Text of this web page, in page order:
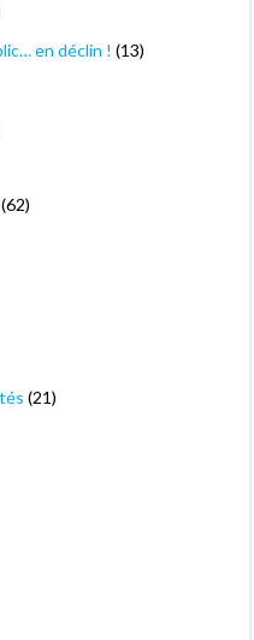
en déclin ! (13)
(62)
(21)